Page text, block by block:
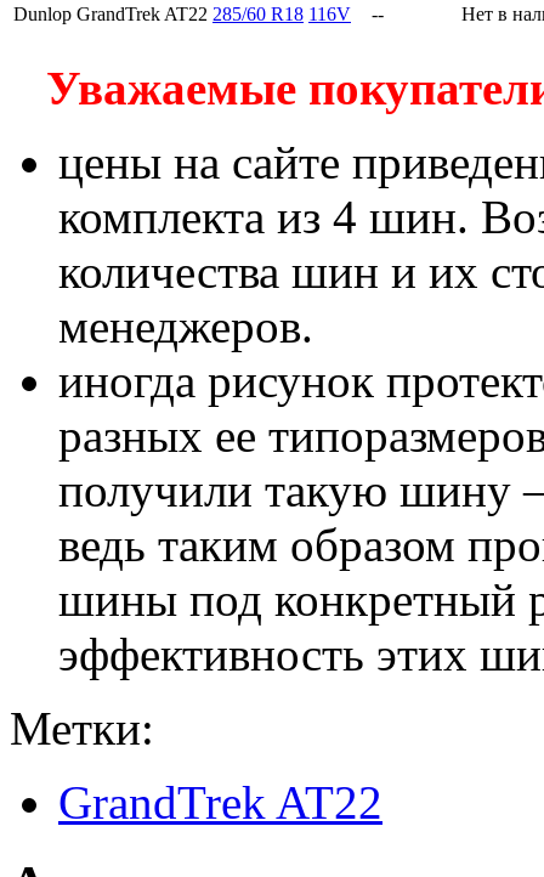
Dunlop GrandTrek AT22 285/60 R18 116V -- Нет в
Уважаемые
цены на сайте
комплекта из 4 шин.
количества шин и их
менеджеров.
иногда рисунок
разных ее
получили такую шину
ведь таким образом
шины под конкретный
эффективность этих
Метки:
GrandTrek AT22